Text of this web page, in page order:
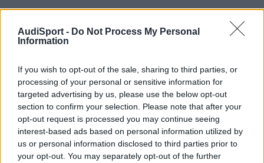
AudiSport - Do Not Process My Personal
Information
If you wish to opt-out of the sale, sharing to third parties, or
processing of your personal or sensitive information for
targeted advertising by us, please use the below opt-out
section to confirm your selection. Please note that after your
opt-out request is processed you may continue seeing
interest-based ads based on personal information utilized by
us or personal information disclosed to third parties prior to
your opt-out. You may separately opt-out of the further